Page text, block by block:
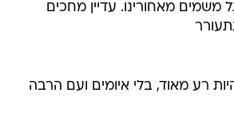
משמים מאחורינו. עדיין מחכים
רע מאוד, בלי איומים ועם הרבה